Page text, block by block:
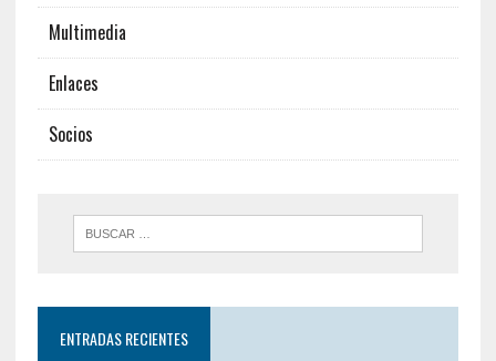
Multimedia
Enlaces
Socios
ENTRADAS RECIENTES